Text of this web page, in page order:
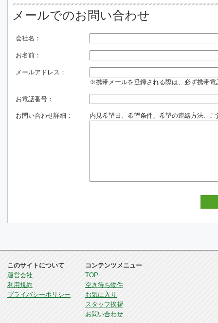
メールでのお問い合わせ
会社名：
お名前：
メールアドレス：
※携帯メールを登録される際は、必ず携帯
お電話番号：
お問い合わせ詳細： 内見希望日、希望条件、希望の連絡方法、ご
このサイトについて
運営会社
利用規約
プライバシーポリシー
コンテンツメニュー
TOP
空き待ち物件
お気に入り
スタッフ挨拶
お問い合わせ